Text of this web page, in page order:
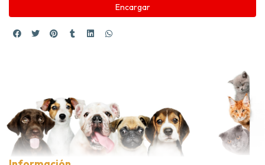
Encargar